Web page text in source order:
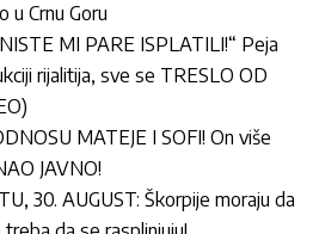
u Crnu Goru
MI PARE ISPLATILI!“ Peja
rijalitija, sve se TRESLO OD
MATEJE I SOFI! On više
JAVNO!
30. AUGUST: Škorpije moraju da